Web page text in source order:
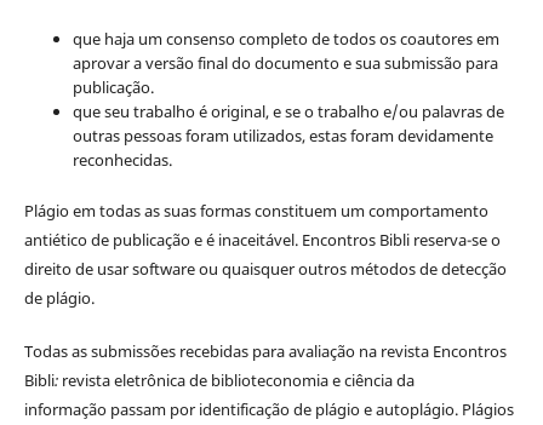
que haja um consenso completo de todos os coautores em
aprovar a versão final do documento e sua submissão para
publicação.
que seu trabalho é original, e se o trabalho e/ou palavras de
outras pessoas foram utilizados, estas foram devidamente
reconhecidas.
Plágio em todas as suas formas constituem um comportamento
antiético de publicação e é inaceitável. Encontros Bibli reserva-se o
direito de usar software ou quaisquer outros métodos de detecção
de plágio.
Todas as submissões recebidas para avaliação na revista Encontros
Bibli: revista eletrônica de biblioteconomia e ciência da
informaçãopassam por identificação de plágio e autoplágio. Plágios